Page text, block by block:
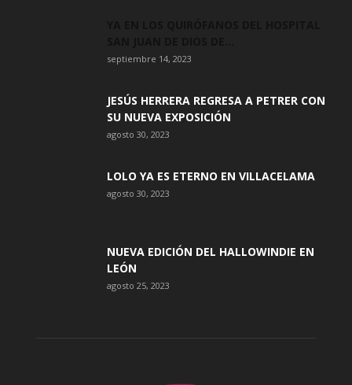
septiembre 14, 2023
JESÚS HERRERA REGRESA A PETRER CON
SU NUEVA EXPOSICIÓN
agosto 30, 2023
LOLO YA ES ETERNO EN VILLACELAMA
agosto 30, 2023
NUEVA EDICIÓN DEL HALLOWINDIE EN
LEÓN
agosto 25, 2023